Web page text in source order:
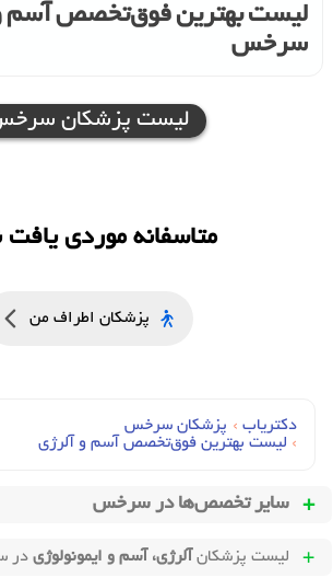
لیست بهترین فوق‌تخصص آسم
سرخس
لیست پزشکان
متاسفانه موردی
پزشکان اطراف من
دکتریاب › پزشکان سرخس
› لیست بهترین فوق‌تخصص آسم و آلرژی
سایر تخصص‌ها در سرخس
لیست پزشکان آلرژی، آسم و ایمونولوژی در